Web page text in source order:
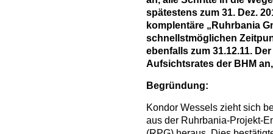
spätestens zum 31. Dez.
komplentäre „Ruhrbania
schnellstmöglichen
ebenfalls zum 31.12.11.
Aufsichtsrates der BHM
Begründung:
Kondor Wessels zieht sich
aus der Ruhrbania-Projekt-